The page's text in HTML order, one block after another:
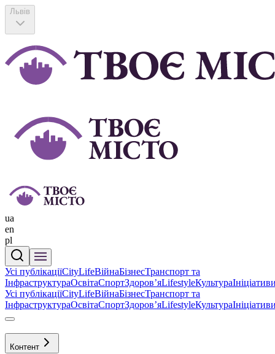
Львів
ua
en
pl
Усі публікаціїCityLifeВійнаБізнесТранспорт та
ІнфраструктураОсвітаСпортЗдоровʼяLifestyleКультура
Усі публікаціїCityLifeВійнаБізнесТранспорт та
ІнфраструктураОсвітаСпортЗдоровʼяLifestyleКультура
Контент